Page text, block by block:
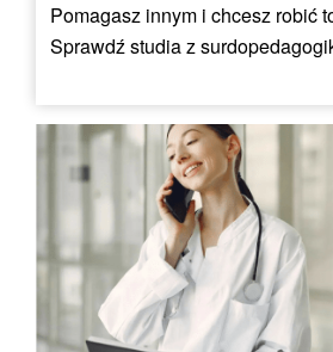
Pomagasz innym i chcesz robić
Sprawdź studia z